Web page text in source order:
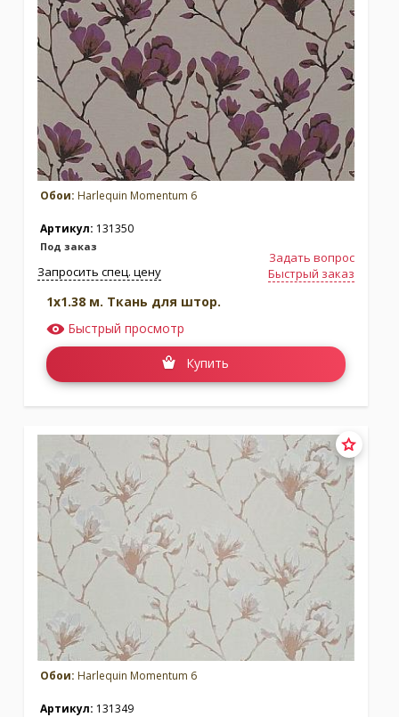
Обои: Harlequin Momentum 6
Артикул: 131350
Под заказ
Задать вопрос
Быстрый заказ
Запросить спец. цену
1x1.38 м. Ткань для штор.
Быстрый просмотр
Купить
Обои: Harlequin Momentum 6
Артикул: 131349